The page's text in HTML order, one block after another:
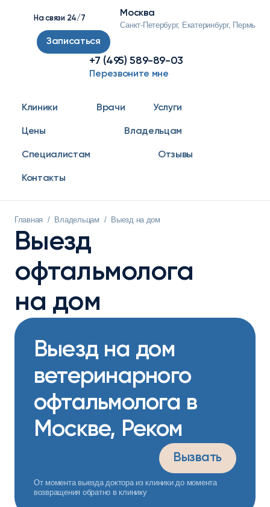
На связи 24/7 Москва
Санкт-Петербург, Екатеринбург, Пермь
Записаться
+7 (495) 589-89-03
Перезвоните мне
Клиники Врачи Услуги
Цены Владельцам
Специалистам Отзывы
Контакты
Главная / Владельцам / Выезд на дом
Выезд
офтальмолога
на дом
Выезд на дом
ветеринарного
офтальмолога в
Москве, Реком
Вызвать
От момента выезда доктора из клиники до момента
возвращения обратно в клинику